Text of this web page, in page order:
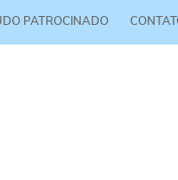
PATROCINADO